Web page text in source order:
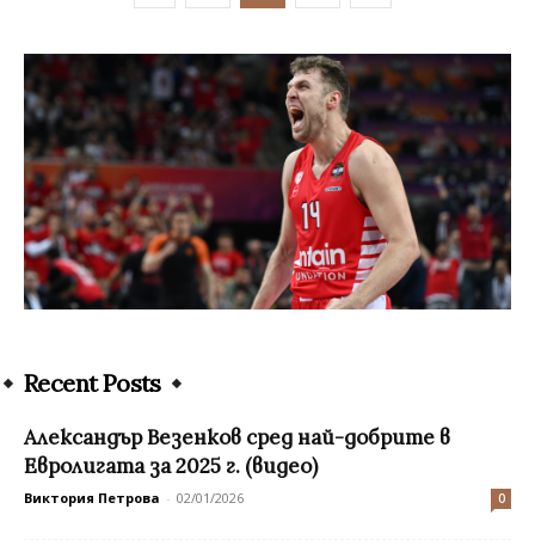
Recent Posts
Александър Везенков сред най-добрите в
Евролигата за 2025 г. (видео)
Виктория Петрова - 02/01/2026 0